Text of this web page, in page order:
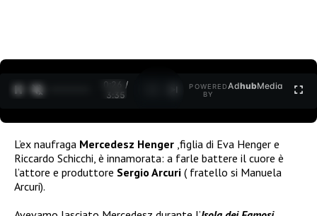
0:26 /
3:35
POWERED
BY
AdhubMedia
L’ex naufraga Mercedesz Henger ,figlia di Eva Henger e
Riccardo Schicchi, è innamorata: a farle battere il cuore è
l’attore e produttore Sergio Arcuri ( fratello si Manuela
Arcuri).